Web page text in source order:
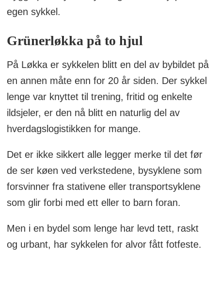
egen sykkel.
Grünerløkka på to hjul
På Løkka er sykkelen blitt en del av bybildet på
en annen måte enn for 20 år siden. Der sykkel
lenge var knyttet til trening, fritid og enkelte
ildsjeler, er den nå blitt en naturlig del av
hverdagslogistikken for mange.
Det er ikke sikkert alle legger merke til det før
de ser køen ved verkstedene, bysyklene som
forsvinner fra stativene eller transportsyklene
som glir forbi med ett eller to barn foran.
Men i en bydel som lenge har levd tett, raskt
og urbant, har sykkelen for alvor fått fotfeste.